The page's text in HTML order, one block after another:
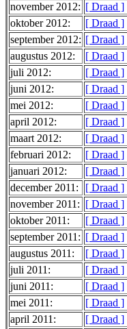
november 2012: [ Draad ]
oktober 2012:
[ Draad ]
september 2012: [ Draad ]
augustus 2012:
[ Draad ]
juli 2012:
[ Draad ]
juni 2012:
[ Draad ]
mei 2012:
[ Draad ]
april 2012:
[ Draad ]
maart 2012:
[ Draad ]
februari 2012:
[ Draad ]
januari 2012:
[ Draad ]
december 2011:
[ Draad ]
november 2011: [ Draad ]
oktober 2011:
[ Draad ]
september 2011: [ Draad ]
augustus 2011:
[ Draad ]
juli 2011:
[ Draad ]
juni 2011:
[ Draad ]
mei 2011:
[ Draad ]
april 2011:
[ Draad ]